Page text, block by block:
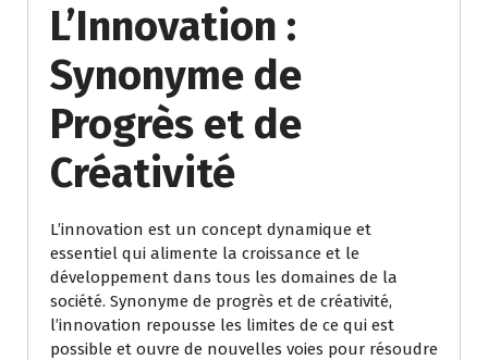
L’Innovation :
Synonyme de
Progrès et de
Créativité
L’innovation est un concept dynamique et
essentiel qui alimente la croissance et le
développement dans tous les domaines de la
société. Synonyme de progrès et de créativité,
l’innovation repousse les limites de ce qui est
possible et ouvre de nouvelles voies pour résoudre